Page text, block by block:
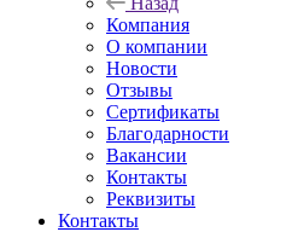
Компания
О компании
Новости
Отзывы
Сертификаты
Благодарности
Вакансии
Контакты
Реквизиты
Контакты